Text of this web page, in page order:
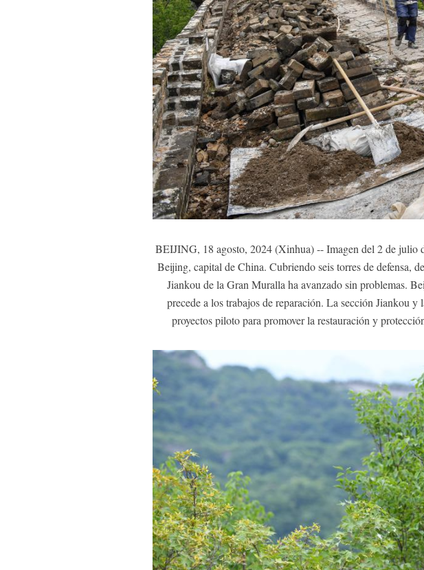
BEIJING, 18 agosto, 2024 (Xinhua) -- Imagen del 2 de julio
Beijing, capital de China. Cubriendo seis torres de defensa,
Jiankou de la Gran Muralla ha avanzado sin problemas.
precede a los trabajos de reparación. La sección Jiankou
proyectos piloto para promover la restauración y